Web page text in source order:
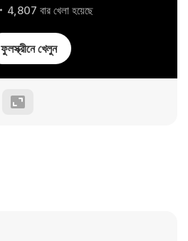
4,807 বার খেলা হয়েছে
ফুলস্ক্রীনে খেলুন